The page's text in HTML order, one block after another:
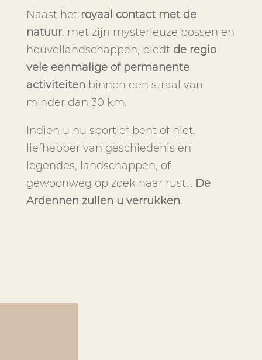
Naast het royaal contact met de
natuur, met zijn mysterieuze bossen en
heuvellandschappen, biedt de regio
vele eenmalige of permanente
activiteiten binnen een straal van
minder dan 30 km.
Indien u nu sportief bent of niet,
liefhebber van geschiedenis en
legendes, landschappen, of
gewoonweg op zoek naar rust… De
Ardennen zullen u verrukken.